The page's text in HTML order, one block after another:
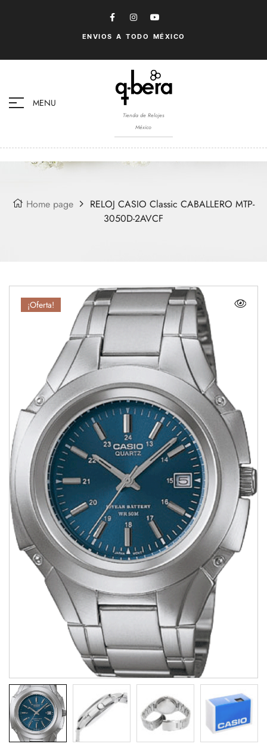
ENVIOS A TODO MÉXICO
MENU
Tienda de Relojes
México
Home page
RELOJ CASIO Classic CABALLERO MTP-
3050D-2AVCF
¡Oferta!